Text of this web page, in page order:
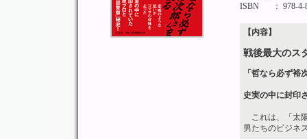
ISBN
： 978-
【内容】
戦後最大のス
「哲なら必ず裕
史実の中に封印
これは、「太
男たちのビジネ